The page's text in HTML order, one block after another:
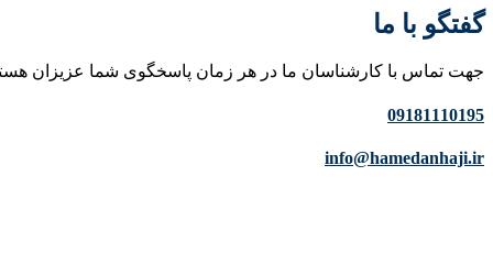
گفتگو با ما
جهت تماس با کارشناسان ما در هر زمان پاسخگوی شما عزیزان
09181110195
info@hamedanhaji.ir